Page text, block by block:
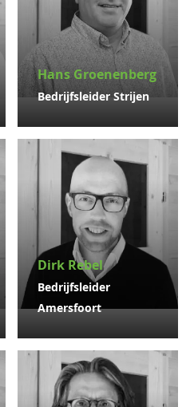
Hans Groenenberg
Bedrijfsleider Strijen
Dirk Rebel
Bedrijfsleider
Amersfoort